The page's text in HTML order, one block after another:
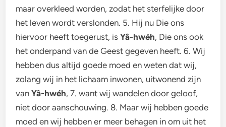
maar overkleed worden, zodat het sterfelijke door
het leven wordt verslonden. 5. Hij nu Die ons
hiervoor heeft toegerust, isYâ-hwéh, Die ons ook
het onderpand van de Geest gegeven heeft. 6. Wij
hebben dus altijd goede moed en weten dat wij,
zolang wij in het lichaam inwonen, uitwonend zijn
vanYâ-hwéh, 7. want wij wandelen door geloof,
niet door aanschouwing. 8. Maar wij hebben goede
moed en wij hebben er meer behagen in om uit het